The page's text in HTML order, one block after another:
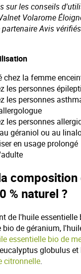
sur les conseils
Volarome
Avis
chez la femme
les personnes
les personnes
les personnes
géraniol ou au
en usage prolongé
composition
% naturel ?
de l'huile essentielle
bio de géranium,
essentielle bio de
globulus et
citronnelle.